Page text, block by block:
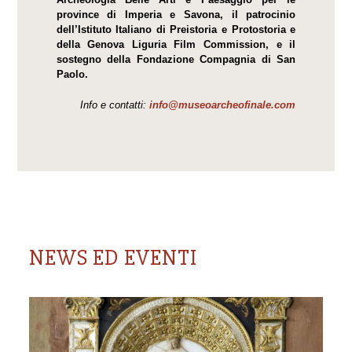
province di Imperia e Savona, il patrocinio
dell’Istituto Italiano di Preistoria e Protostoria e
della Genova Liguria Film Commission, e il
sostegno della Fondazione Compagnia di San
Paolo.
Info e contatti:info@museoarcheofinale.com
NEWS ED EVENTI